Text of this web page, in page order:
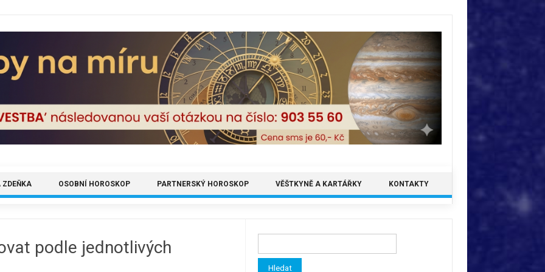
ZDEŇKA OSOBNÍ HOROSKOP PARTNERSKÝ HOROSKOP VĚŠTKYNĚ A KARTÁŘKY KONTAKTY
podle jednotlivých